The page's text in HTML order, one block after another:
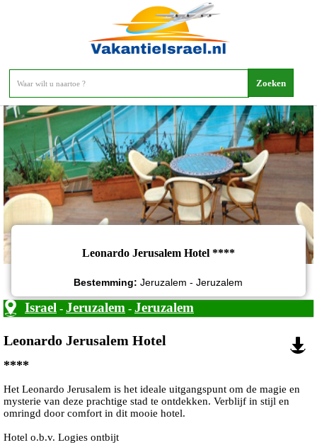
Leonardo Jerusalem Hotel ****
Bestemming: Jeruzalem - Jeruzalem
Israel - Jeruzalem - Jeruzalem
Leonardo Jerusalem Hotel
****
Het Leonardo Jerusalem is het ideale uitgangspunt om de magie en
mysterie van deze prachtige stad te ontdekken. Verblijf in stijl en
omringd door comfort in dit mooie hotel.
Hotel o.b.v. Logies ontbijt